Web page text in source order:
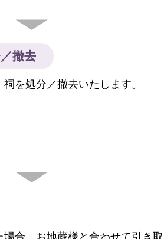
撤去
を処分／撤去いたします。
合、お地蔵様と合わせて引き